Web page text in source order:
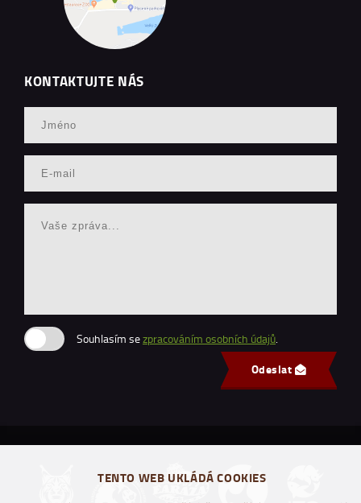
KONTAKTUJTE NÁS
Souhlasím sezpracováním osobních údajů
Odeslat
TENTO WEB UKLÁDÁ COOKIES